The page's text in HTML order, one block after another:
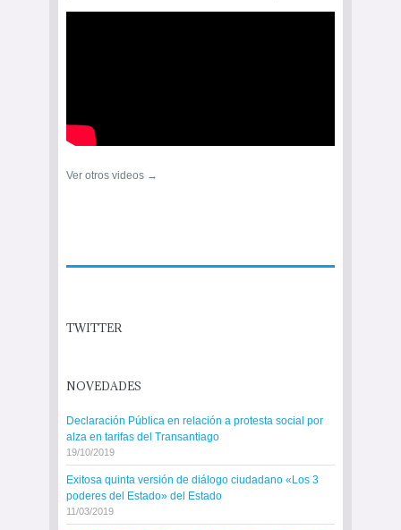
Ver otros videos →
TWITTER
NOVEDADES
Declaración Pública en relación a protesta social por
alza en tarifas del Transantiago
19/10/2019
Exitosa quinta versión de diálogo ciudadano «Los 3
poderes del Estado» del Estado
11/03/2019